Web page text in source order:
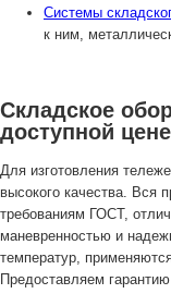
Системы
к ним,
Складское
доступной цене
Для изготовления
высокого качества. Вся
требованиям ГОСТ,
маневренностью и
температур,
Предоставляем